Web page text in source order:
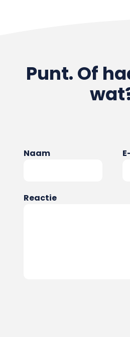
Punt. Of
Naam
Reactie